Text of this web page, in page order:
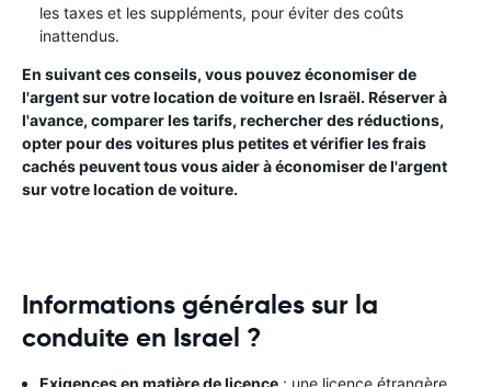
les taxes et les suppléments, pour éviter des coûts
inattendus.
En suivant ces conseils, vous pouvez économiser de
l'argent sur votre location de voiture en Israël. Réserver à
l'avance, comparer les tarifs, rechercher des réductions,
opter pour des voitures plus petites et vérifier les frais
cachés peuvent tous vous aider à économiser de l'argent
sur votre location de voiture.
Informations générales sur la
conduite en Israel ?
Exigences en matière de licence : une licence étrangère